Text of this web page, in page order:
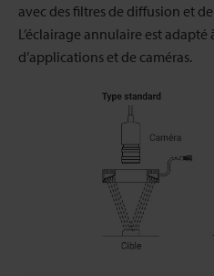
avec des filtres de diffusion et
L’éclairage annulaire est
d’applications et de caméras.